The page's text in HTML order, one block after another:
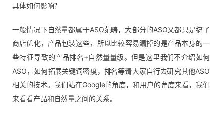
具体如何影响？
一般情况下自然量都属于ASO范畴，大部分的ASO又都只是搞了
商店优化，产品包装这些，所以比较容易漏掉的是产品本身的一
些特征导致的产品排名+自然量量级。但是这里我们不介绍如何
ASO，如何拓展关键词密度，排名等请大家自行去研究其他ASO
相关的技术。我们站在Google的角度，和用户的角度来看，我们
来看看产品和自然量之间的关系。